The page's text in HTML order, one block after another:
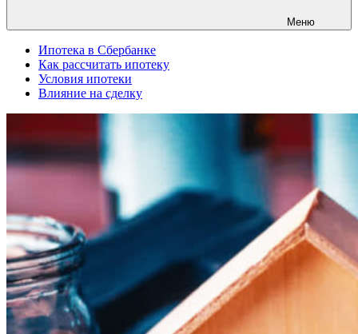
Меню
Ипотека в Сбербанке
Как рассчитать ипотеку
Условия ипотеки
Влияние на сделку